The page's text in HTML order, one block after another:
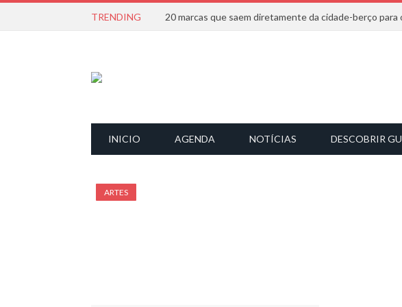
TRENDING
INICIO AGENDA NOTÍCIAS DESCOBRIR
ARTES